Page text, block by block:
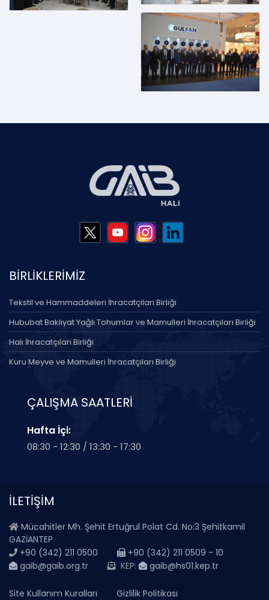
BİRLİKLERİMİZ
Tekstil ve Hammaddeleri İhracatçıları Birliği
Hububat Bakliyat Yağlı Tohumlar ve Mamulleri İhracatçıları Birliği
Halı İhracatçıları Birliği
Kuru Meyve ve Mamulleri İhracatçıları Birliği
ÇALIŞMA SAATLERİ
Hafta İçi:
08:30 - 12:30 / 13:30 - 17:30
İLETİŞİM
Mücahitler Mh. Şehit Ertuğrul Polat Cd. No:3 Şehitkamil
GAZİANTEP
+90 (342) 211 0500
+90 (342) 211 0509 - 10
gaib@gaib.org.tr
KEP: gaib@hs01.kep.tr
Site Kullanım Kuralları Gizlilik Politikası